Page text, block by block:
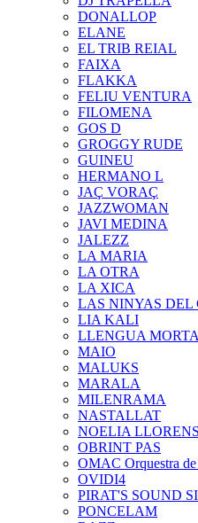
DONALLOP
ELANE
EL TRIB REIAL
FAIXA
FLAKKA
FELIU VENTURA
FILOMENA
GOS D
GROGGY RUDE
GUINEU
HERMANO L
JAÇ VORAÇ
JAZZWOMAN
JAVI MEDINA
JALEZZ
LA MARIA
LA OTRA
LA XICA
LAS NINYAS DEL
LIA KALI
LLENGUA MORTA
MAIO
MALUKS
MARALA
MILENRAMA
NASTALLAT
NOELIA
OBRINT PAS
OMAC Orquestra
OVIDI4
PIRAT'S SOUND
PONCELAM